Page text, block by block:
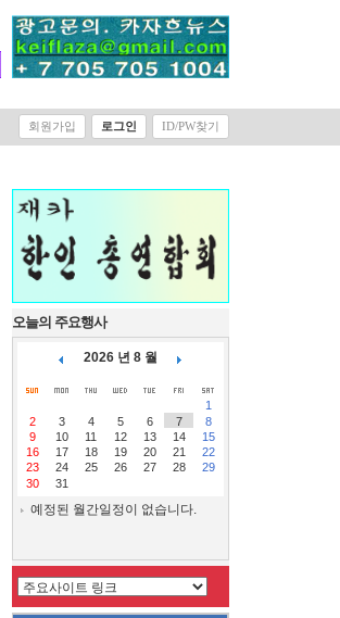
회원가입 로그인 ID/PW찾기
오늘의 주요행사
2026 년 8 월
1
2
3 4 5 6 7
8
9
10 11 12 13 14
15
16
17 18 19 20 21
22
23
24 25 26 27 28
29
30
31
예정된 월간일정이 없습니다.